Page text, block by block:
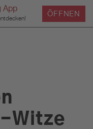
App
ÖFFNEN
SCHLIESSEN
Witze